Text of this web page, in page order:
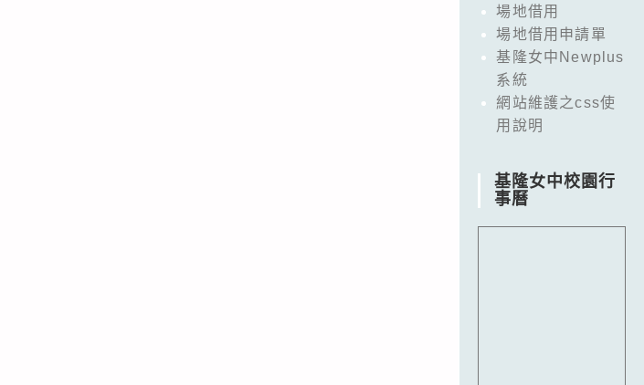
場地借用
場地借用申請單
基隆女中Newplus
系統
網站維護之css使
用說明
基隆女中校園行
事曆